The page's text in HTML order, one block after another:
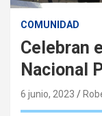
COMUNIDAD
Celebran
Nacional
6 junio, 2023